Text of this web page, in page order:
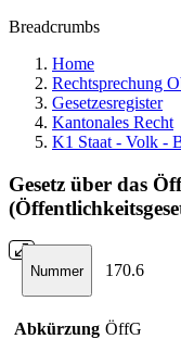
Breadcrumbs
Home
Rechtsprechung
Gesetzesregister
Kantonales Recht
K1 Staat - Volk -
Gesetz über das
Nummer 170.6
Abkürzung ÖffG